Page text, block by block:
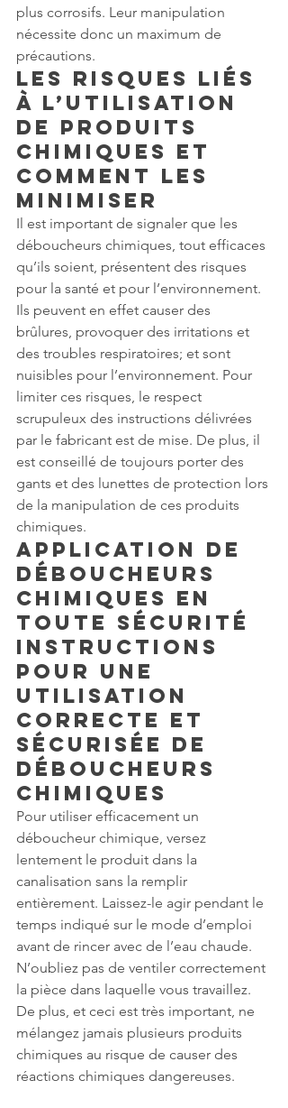
plus corrosifs. Leur manipulation
nécessite donc un maximum de
précautions.
Les risques liés
à l’utilisation
de produits
chimiques et
comment les
minimiser
Il est important de signaler que les
déboucheurs chimiques, tout efficaces
qu’ils soient, présentent des risques
pour la santé et pour l’environnement.
Ils peuvent en effet causer des
brûlures, provoquer des irritations et
des troubles respiratoires; et sont
nuisibles pour l’environnement. Pour
limiter ces risques, le respect
scrupuleux des instructions délivrées
par le fabricant est de mise. De plus, il
est conseillé de toujours porter des
gants et des lunettes de protection lors
de la manipulation de ces produits
chimiques.
Application de
déboucheurs
chimiques en
toute sécurité
Instructions
pour une
utilisation
correcte et
sécurisée de
déboucheurs
chimiques
Pour utiliser efficacement un
déboucheur chimique, versez
lentement le produit dans la
canalisation sans la remplir
entièrement. Laissez-le agir pendant le
temps indiqué sur le mode d’emploi
avant de rincer avec de l’eau chaude.
N’oubliez pas de ventiler correctement
la pièce dans laquelle vous travaillez.
De plus, et ceci est très important, ne
mélangez jamais plusieurs produits
chimiques au risque de causer des
réactions chimiques dangereuses.